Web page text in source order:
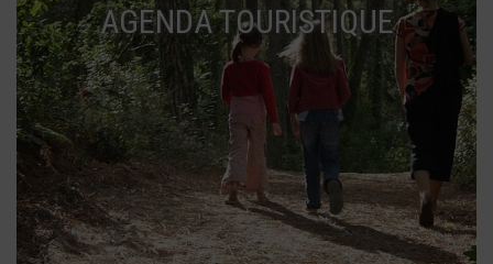
AGENDA TOURISTIQUE